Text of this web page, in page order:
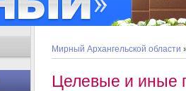
Мирный Архангельской области
Целевые и иные